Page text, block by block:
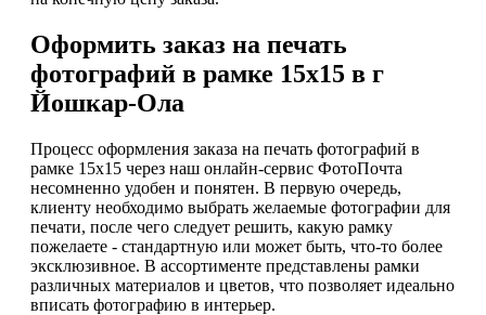
Оформить заказ на печать
фотографий в рамке 15х15 в г
Йошкар-Ола
Процесс оформления заказа на печать фотографий в
рамке 15х15 через наш онлайн-сервис ФотоПочта
несомненно удобен и понятен. В первую очередь,
клиенту необходимо выбрать желаемые фотографии для
печати, после чего следует решить, какую рамку
пожелаете - стандартную или может быть, что-то более
эксклюзивное. В ассортименте представлены рамки
различных материалов и цветов, что позволяет идеально
вписать фотографию в интерьер.